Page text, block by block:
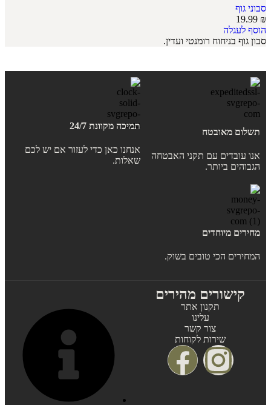
סבוני גוף
19.99 ₪
הוסף לעגלה
סבון גוף בניחוח רומנטי ועדין.
תשלום מאובטח
אנו עובדים עם תקני האבטחה
הגבוהים ביותר.
תמיכה מקוונת 24/7
אנחנו כאן כדי לעזור אם יש לכם
שאלות.
מחירים מיוחדים
המחירים הכי טובים בשוק.
קישורים מהירים
תקנון אתר
עלינו
צור קשר
שירות לקוחות